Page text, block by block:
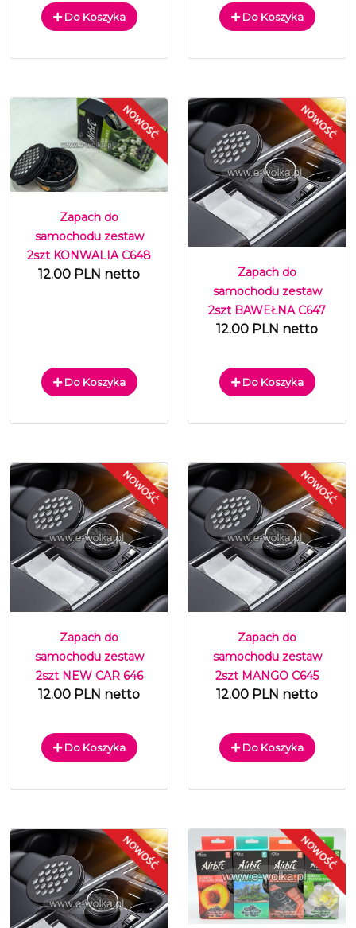
Do Koszyka Do Koszyka
Zapach do
samochodu zestaw
2szt KONWALIA C648
12.00 PLN netto
Do Koszyka
Zapach do
samochodu zestaw
2szt BAWEŁNA C647
12.00 PLN netto
Do Koszyka
Zapach do
samochodu zestaw
2szt NEW CAR 646
12.00 PLN netto
Do Koszyka
Zapach do
samochodu zestaw
2szt MANGO C645
12.00 PLN netto
Do Koszyka